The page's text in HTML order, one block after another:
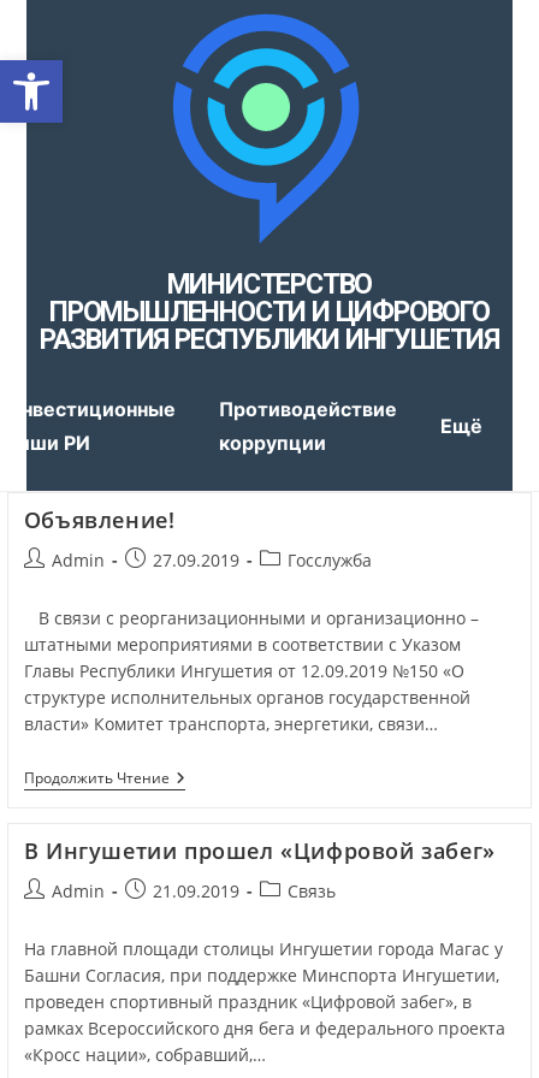
Открыть панель
МИНИСТЕРСТВО
ПРОМЫШЛЕННОСТИ И ЦИФРОВОГО
РАЗВИТИЯ РЕСПУБЛИКИ ИНГУШЕТИЯ
Инвестиционные
ниши РИ
Противодействие
коррупции
Ещё
Объявление!
Admin 27.09.2019 Госслужба
В связи с реорганизационными и организационно –
штатными мероприятиями в соответствии с Указом
Главы Республики Ингушетия от 12.09.2019 №150 «О
структуре исполнительных органов государственной
власти» Комитет транспорта, энергетики, связи…
Продолжить Чтение
В Ингушетии прошел «Цифровой забег»
Admin 21.09.2019 Связь
На главной площади столицы Ингушетии города Магас у
Башни Согласия, при поддержке Минспорта Ингушетии,
проведен спортивный праздник «Цифровой забег», в
рамках Всероссийского дня бега и федерального проекта
«Кросс нации», собравший,…